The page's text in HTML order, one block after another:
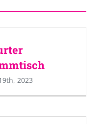
2023